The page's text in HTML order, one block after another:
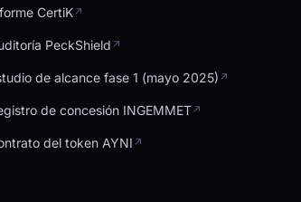
CertiK↗
PeckShield ↗
de alcance fase 1 (mayo 2025)↗
de concesión INGEMMET↗
del token AYNI ↗